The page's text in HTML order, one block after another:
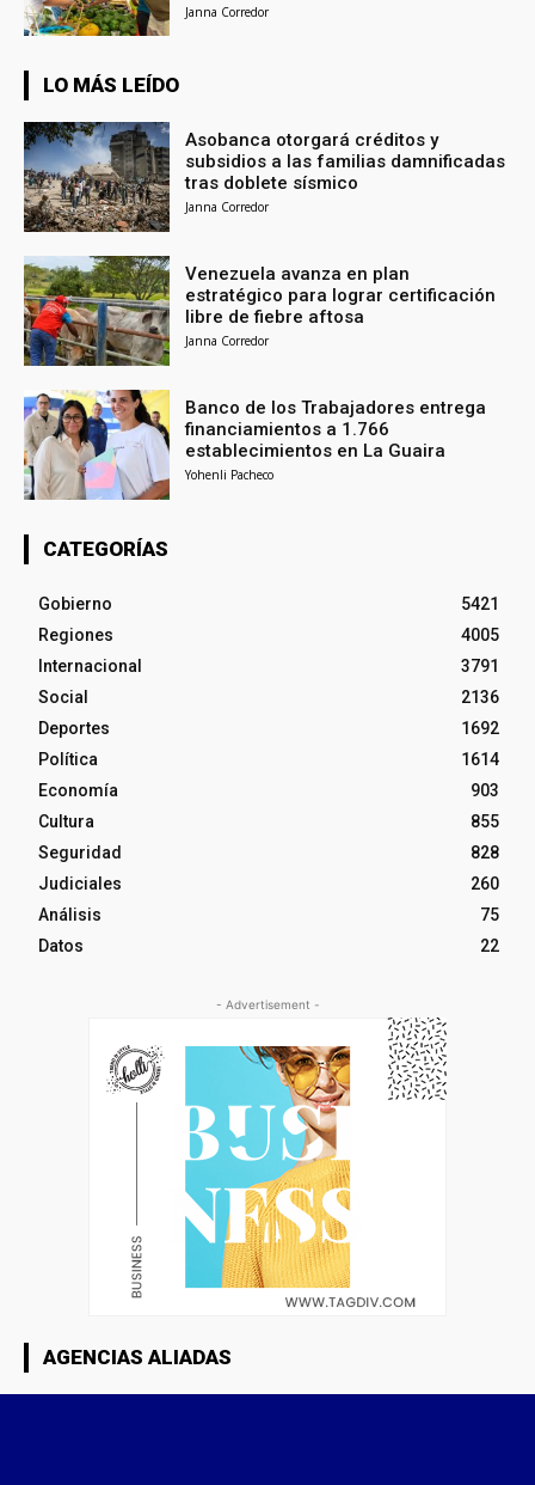
Janna Corredor
LO MÁS LEÍDO
Asobanca otorgará créditos y
subsidios a las familias damnificadas
tras doblete sísmico
Janna Corredor
Venezuela avanza en plan
estratégico para lograr certificación
libre de fiebre aftosa
Janna Corredor
Banco de los Trabajadores entrega
financiamientos a 1.766
establecimientos en La Guaira
Yohenli Pacheco
CATEGORÍAS
Gobierno
5421
Regiones
4005
Internacional
3791
Social
2136
Deportes
1692
Política
1614
Economía
903
Cultura
855
Seguridad
828
Judiciales
260
Análisis
75
Datos
22
- Advertisement -
AGENCIAS ALIADAS